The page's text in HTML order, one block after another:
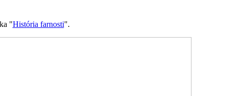
"História farnosti".